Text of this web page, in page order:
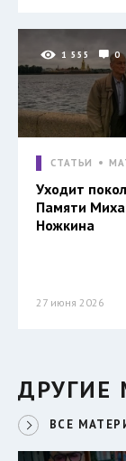
1 555 0
СТАТЬИ
Уходит
Памяти
Ножкина
27 июня 2026
ДРУГИЕ
ВСЕ